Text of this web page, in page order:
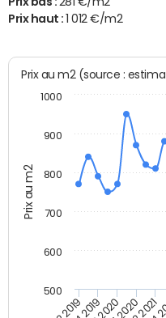
Prix haut :
1 012 €/m2
Prix au m2
Prix au m2 (source :
500
600
700
800
900
1000